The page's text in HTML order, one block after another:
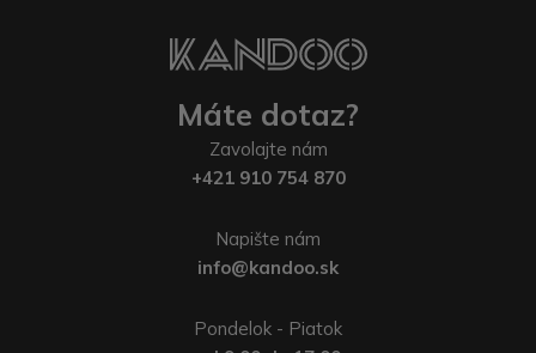
Máte dotaz?
Zavolajte nám
+421 910 754 870
Napište nám
info@kandoo.sk
Pondelok - Piatok